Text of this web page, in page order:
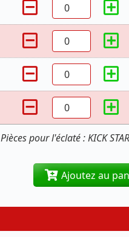
Pièces pour l'éclaté : KICK
Ajoutez au